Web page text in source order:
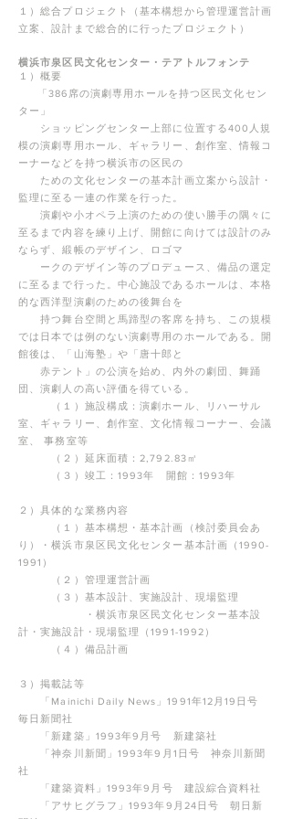
１）総合プロジェクト（基本構想から管理運営計画
立案、設計まで総合的に行ったプロジェクト）
横浜市泉区民文化センター・テアトルフォンテ
１）概要
「386席の演劇専用ホールを持つ区民文化セン
ター」
ショッピングセンター上部に位置する400人規
模の演劇専用ホール、ギャラリー、創作室、情報コ
ーナーなどを持つ横浜市の区民の
ための文化センターの基本計画立案から設計・
監理に至る一連の作業を行った。
演劇や小オペラ上演のための使い勝手の隅々に
至るまで内容を練り上げ、開館に向けては設計のみ
ならず、緞帳のデザイン、ロゴマ
ー クのデザイン等のプロデュース、備品の選定
に至るまで行った。 中心施設であるホールは、本格
的な西洋型演劇のための後舞台を
持つ舞台空間と馬蹄型の客席を持ち、この規模
では日本では例のない演劇専用のホールである。開
館後は、「山海塾」や「唐十郎と
赤テン ト」の公演を始め、内外の劇団、舞踊
団、演劇人の高い評価を得 ている。
（１）施設構成：演劇ホール、リハーサル
室、ギャラリー、創作室、文化情報コーナー、会議
室、 事務室等
（２）延床面積：2,792.83㎡
（３）竣工：1993年 開館：1993年
２）具体的な業務内容
（１）基本構想・基本計画（検討委員会あ
り）
・横浜市泉区民文化センター基本計画（1990-
1991）
（２）管理運営計画
（３）基本設計、実施設計、現場監理
・横浜市泉区民文化センター基本設
計・実施設計・現場監理（1991-1992）
（４）備品計画
３）掲載誌等
「Mainichi Daily News」1991年12月19日号
毎日新聞社
「新建築」1993年9月号 新建築社
「神奈川新聞」1993年9月1日号 神奈川新聞
社
「建築資料」1993年9月号 建設綜合資料社
「アサヒグラフ」1993年9月24日号 朝日新